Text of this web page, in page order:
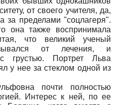
от своего учителя, да,
за пределами "соцлагеря".
она также воспринимала
что великий ученый
от лечения, и
Портрет Льва
у нее за стеклом одной из
почти полностью
Интерес к ней, по ее